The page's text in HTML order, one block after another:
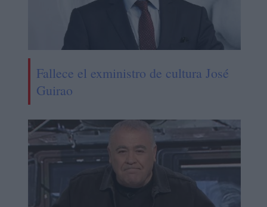
Fallece el exministro de cultura José
Guirao